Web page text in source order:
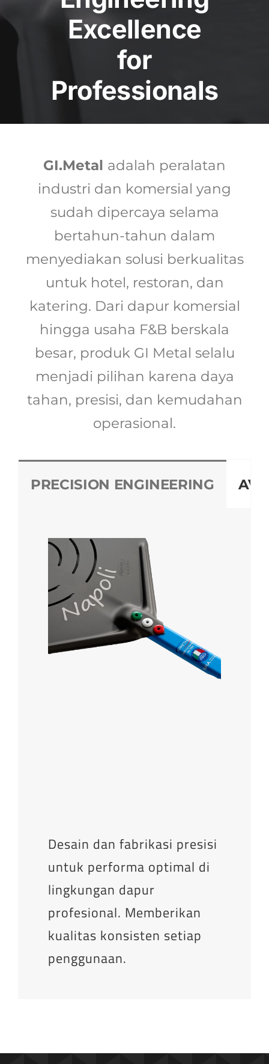
Excellence
for
Professionals
GI.Metal adalah peralatan
industri dan komersial yang
sudah dipercaya selama
bertahun-tahun dalam
menyediakan solusi berkualitas
untuk hotel, restoran, dan
katering. Dari dapur komersial
hingga usaha F&B berskala
besar, produk GI Metal selalu
menjadi pilihan karena daya
tahan, presisi, dan kemudahan
operasional.
PRECISION ENGINEERING
Desain dan fabrikasi presisi
untuk performa optimal di
lingkungan dapur
profesional. Memberikan
kualitas konsisten setiap
penggunaan.